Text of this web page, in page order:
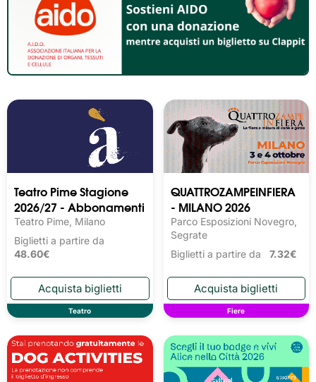
Teatro Pime Stagione
2026/27 - Abbonamenti
Teatro Pime, Milano
Biglietti a partire da
48.60€
Teatro
QUATTROZAMPEINFIERA
- MILANO 2026
Parco Esposizioni Novegro,
Segrate
Biglietti a partire da 7.32€
Fiere